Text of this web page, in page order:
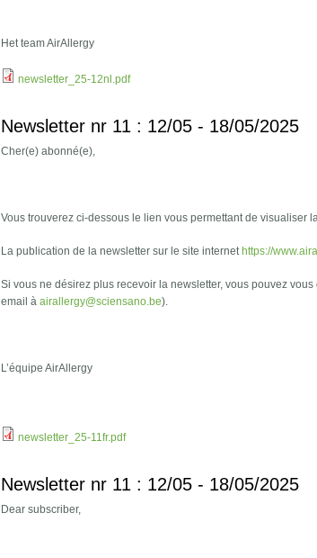
Het team AirAllergy
newsletter_25-12nl.pdf
Newsletter nr 11 : 12/05 - 18/05/2025
Cher(e) abonné(e),
Vous trouverez ci-dessous le lien vous permettant de visualiser
La publication de la newsletter sur le site internet https://
Si vous ne désirez plus recevoir la newsletter, vous pouvez
email àairallergy@sciensano.be).
L’équipe AirAllergy
newsletter_25-11fr.pdf
Newsletter nr 11 : 12/05 - 18/05/2025
Dear subscriber,